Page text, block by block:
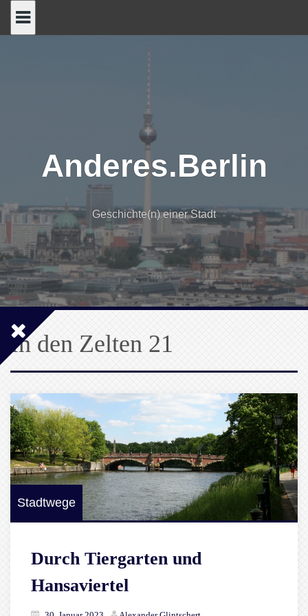
Anderes.Berlin
Geschichte(n) einer Stadt
In den Zelten 21
Stadtwege
Durch Tiergarten und
Hansaviertel